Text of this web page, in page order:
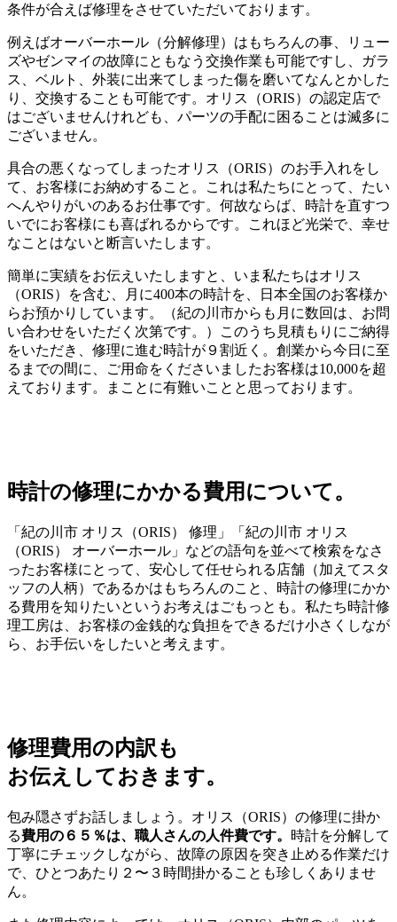
条件が合えば修理をさせていただいております。
例えばオーバーホール（分解修理）はもちろんの事、リュー
ズやゼンマイの故障にともなう交換作業も可能ですし、ガラ
ス、ベルト、外装に出来てしまった傷を磨いてなんとかした
り、交換することも可能です。オリス（ORIS）の認定店で
はございませんけれども、パーツの手配に困ることは滅多に
ございません。
具合の悪くなってしまったオリス（ORIS）のお手入れをし
て、お客様にお納めすること。これは私たちにとって、たい
へんやりがいのあるお仕事です。何故ならば、時計を直すつ
いでにお客様にも喜ばれるからです。これほど光栄で、幸せ
なことはないと断言いたします。
簡単に実績をお伝えいたしますと、いま私たちはオリス
（ORIS）を含む、月に400本の時計を、日本全国のお客様か
らお預かりしています。（紀の川市からも月に数回は、お問
い合わせをいただく次第です。）このうち見積もりにご納得
をいただき、修理に進む時計が９割近く。創業から今日に至
るまでの間に、ご用命をくださいましたお客様は10,000を超
えております。まことに有難いことと思っております。
時計の修理にかかる費用について。
「紀の川市 オリス（ORIS） 修理」「紀の川市 オリス
（ORIS） オーバーホール」などの語句を並べて検索をなさ
ったお客様にとって、安心して任せられる店舗（加えてスタ
ッフの人柄）であるかはもちろんのこと、時計の修理にかか
る費用を知りたいというお考えはごもっとも。私たち時計修
理工房は、お客様の金銭的な負担をできるだけ小さくしなが
ら、お手伝いをしたいと考えます。
修理費用の内訳も
お伝えしておきます。
包み隠さずお話しましょう。オリス（ORIS）の修理に掛か
る費用の６５％は、職人さんの人件費です。 時計を分解して
丁寧にチェックしながら、故障の原因を突き止める作業だけ
で、ひとつあたり２〜３時間掛かることも珍しくありませ
ん。